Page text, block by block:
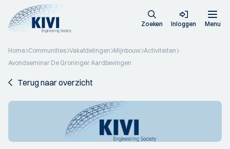
Zoeken Inloggen Menu
Home Communities Vakafdelingen Mijnbouw Activiteiten
Avondseminar De Groninger Aardbevingen
Terug naar overzicht